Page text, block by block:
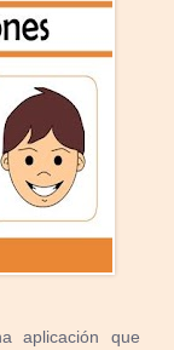
aplicación que